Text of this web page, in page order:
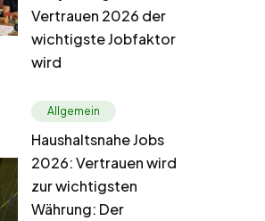
Vertrauen 2026 der
wichtigste Jobfaktor
wird
Allgemein
Haushaltsnahe Jobs
2026: Vertrauen wird
zur wichtigsten
Währung: Der